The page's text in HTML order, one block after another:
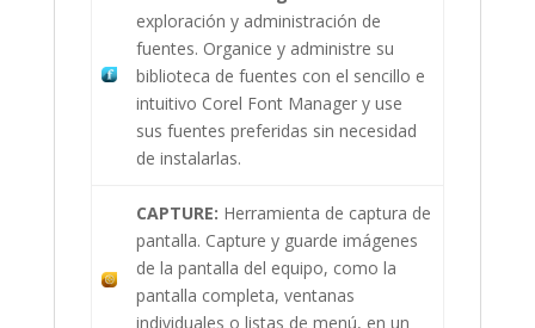
exploración y administración de
fuentes. Organice y administre su
biblioteca de fuentes con el sencillo e
intuitivo Corel Font Manager y use
sus fuentes preferidas sin necesidad
de instalarlas.
CAPTURE: Herramienta de captura de
pantalla. Capture y guarde imágenes
de la pantalla del equipo, como la
pantalla completa, ventanas
individuales o listas de menú, en un